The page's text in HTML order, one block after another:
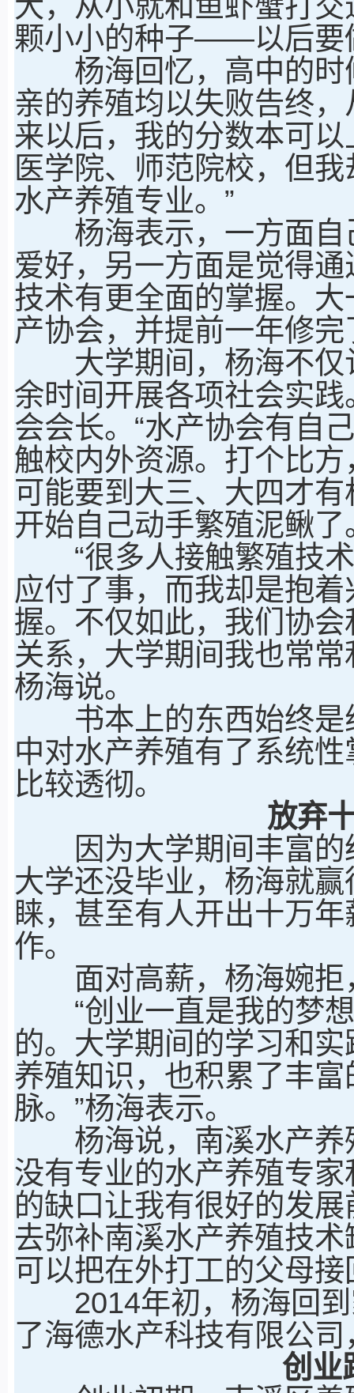
颗小小的种子——以后要
杨海回忆，高中的时
亲的养殖均以失败告终
来以后，我的分数本可
医学院、师范院校，但
水产养殖专业。”
杨海表示，一方面自
爱好，另一方面是觉得
技术有更全面的掌握。
产协会，并提前一年修
大学期间，杨海不仅
余时间开展各项社会实
会会长。“水产协会有自
触校内外资源。打个比
可能要到大三、大四才
开始自己动手繁殖泥鳅了
“很多人接触繁殖技术
应付了事，而我却是抱
握。不仅如此，我们协
关系，大学期间我也常
杨海说。
书本上的东西始终是
中对水产养殖有了系统
比较透彻。
放弃
因为大学期间丰富的
大学还没毕业，杨海就
睐，甚至有人开出十万
作。
面对高薪，杨海婉拒
“创业一直是我的梦想
的。大学期间的学习和
养殖知识，也积累了丰
脉。”杨海表示。
杨海说，南溪水产养
没有专业的水产养殖专
的缺口让我有很好的发
去弥补南溪水产养殖技
可以把在外打工的父母接
2014年初，杨海回到
了海德水产科技有限公
创业